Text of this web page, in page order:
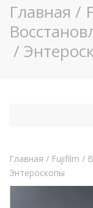
Главная /
/
Главная / Fujifilm /
Энтероскопы